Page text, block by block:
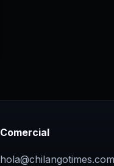
Comercial